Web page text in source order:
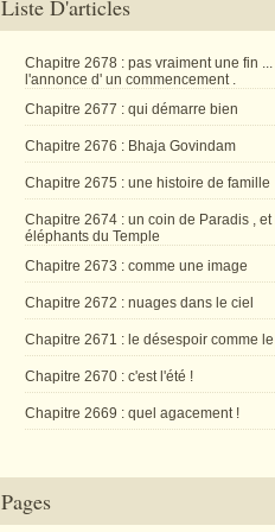
Liste D'articles
Chapitre 2678 : pas vraiment une fin ...
l'annonce d' un commencement .
Chapitre 2677 : qui démarre bien
Chapitre 2676 : Bhaja Govindam
Chapitre 2675 : une histoire de famille
Chapitre 2674 : un coin de Paradis , et
éléphants du Temple
Chapitre 2673 : comme une image
Chapitre 2672 : nuages dans le ciel
Chapitre 2671 : le désespoir comme
Chapitre 2670 : c'est l'été !
Chapitre 2669 : quel agacement !
Pages